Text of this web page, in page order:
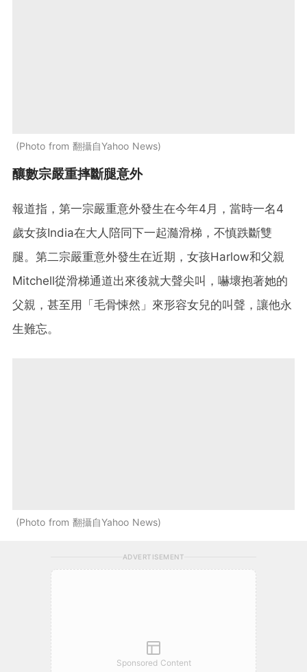
Photo from 翻攝自Yahoo News
釀數宗嚴重摔斷腿意外
報道指，第一宗嚴重意外發生在今年4月，當時一名4
歲女孩India在大人陪同下一起瀡滑梯，不慎跌斷雙
腿。第二宗嚴重意外發生在近期，女孩Harlow和父親
Mitchell從滑梯通道出來後就大聲尖叫，嚇壞抱著她的
父親，甚至用「毛骨悚然」來形容女兒的叫聲，讓他永
生難忘。
Photo from 翻攝自Yahoo News
ADVERTISEMENT
Sponsored Content